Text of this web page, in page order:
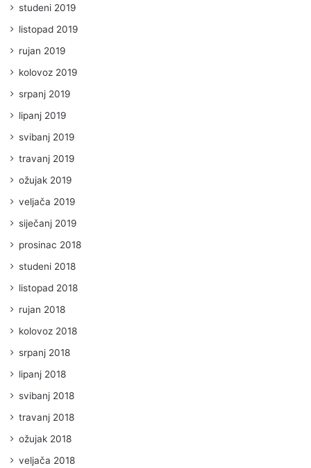
studeni 2019
listopad 2019
rujan 2019
kolovoz 2019
srpanj 2019
lipanj 2019
svibanj 2019
travanj 2019
ožujak 2019
veljača 2019
siječanj 2019
prosinac 2018
studeni 2018
listopad 2018
rujan 2018
kolovoz 2018
srpanj 2018
lipanj 2018
svibanj 2018
travanj 2018
ožujak 2018
veljača 2018